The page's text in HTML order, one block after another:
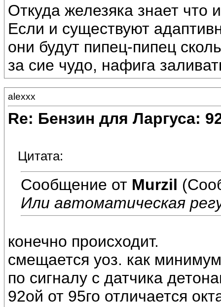
Откуда железяка знает что
Если и существуют
они будут пипец-пипец
за сие чудо, нафига
alexxx
Re: Бензин для Ларгуса:
Цитата:
Сообщение от Murzil
Или автоматическая
конечно происходит.
смещается уоз. как
по сигналу с датчика
92ой от 95го отличается